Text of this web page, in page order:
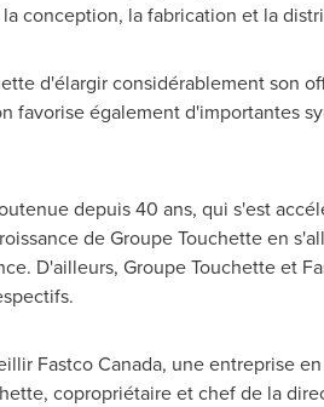
conception, la fabrication et la
d'élargir considérablement son
favorise également d'importantes
depuis 40 ans, qui s'est
de Groupe Touchette en
D'ailleurs, Groupe Touchette et
Fastco Canada, une entreprise
copropriétaire et chef de la